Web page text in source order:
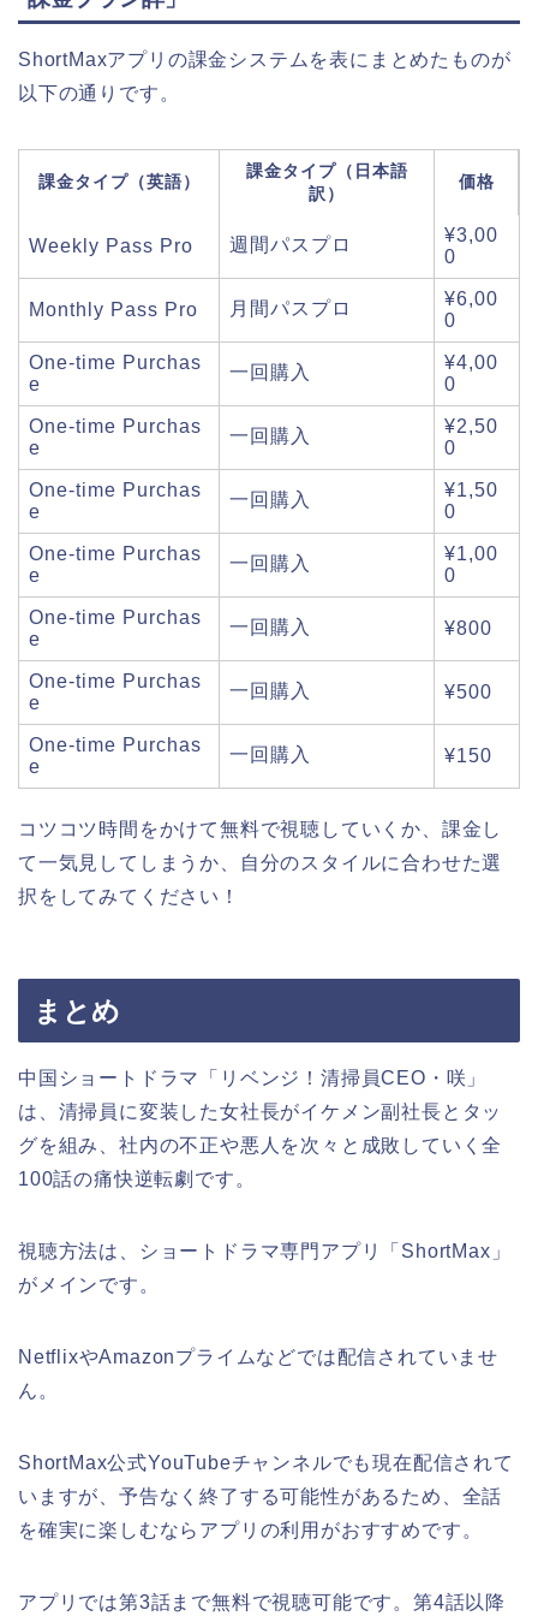
ShortMaxアプリの課金システムを表にまとめたものが
以下の通りです。
課金タイプ（英語）
課金タイプ（日本語
訳）
価格
Weekly Pass Pro 週間パスプロ
¥3,00
0
Monthly Pass Pro 月間パスプロ
¥6,00
0
One-time Purchas
e
一回購入
¥4,00
0
One-time Purchas
e
一回購入
¥2,50
0
One-time Purchas
e
一回購入
¥1,50
0
One-time Purchas
e
一回購入
¥1,00
0
One-time Purchas
e
一回購入 ¥800
One-time Purchas
e
一回購入 ¥500
One-time Purchas
e
一回購入 ¥150
コツコツ時間をかけて無料で視聴していくか、課金し
て一気見してしまうか、自分のスタイルに合わせた選
択をしてみてください！
まとめ
中国ショートドラマ「リベンジ！清掃員CEO・咲」
は、清掃員に変装した女社長がイケメン副社長とタッ
グを組み、社内の不正や悪人を次々と成敗していく全
100話の痛快逆転劇です。
視聴方法は、ショートドラマ専門アプリ「ShortMax」
がメインです。
NetflixやAmazonプライムなどでは配信されていませ
ん。
ShortMax公式YouTubeチャンネルでも現在配信されて
いますが、予告なく終了する可能性があるため、全話
を確実に楽しむならアプリの利用がおすすめです。
アプリでは第3話まで無料で視聴可能です。第4話以降